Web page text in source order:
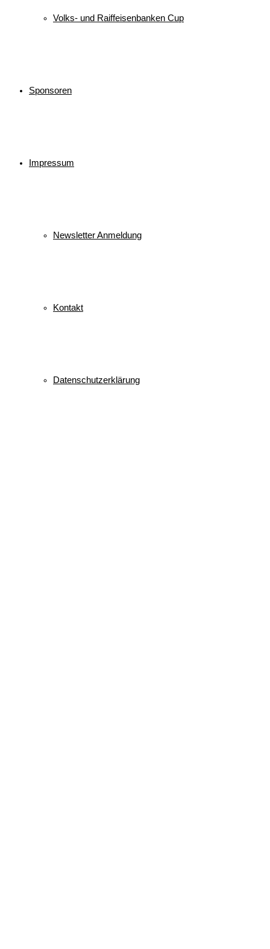
Volks- und Raiffeisenbanken Cup
Sponsoren
Impressum
Newsletter Anmeldung
Kontakt
Datenschutzerklärung